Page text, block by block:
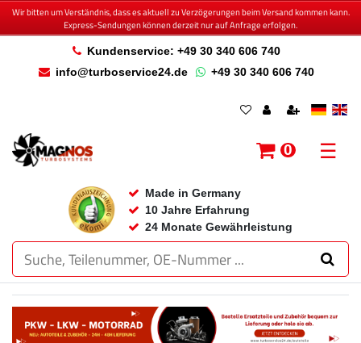
Wir bitten um Verständnis, dass es aktuell zu Verzögerungen beim Versand kommen kann.
Express-Sendungen können derzeit nur auf Anfrage erfolgen.
Kundenservice: +49 30 340 606 740
info@turboservice24.de
+49 30 340 606 740
Made in Germany
10 Jahre Erfahrung
24 Monate Gewährleistung
0 ☰